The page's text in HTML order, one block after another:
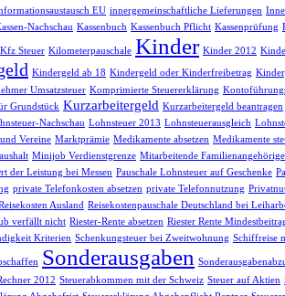
EU innergemeinschaftliche Lieferungen
Nachschau Kassenbuch Kassenbuch Pflicht Kassenprüfung
Kfz Steuer Kilometerpauschale Kinder Kinder 2012
Kindergeld ab 18 Kindergeld oder Kinderfreibetrag
Umsatzsteuer Komprimierte Steuererklärung
Grundstück Kurzarbeitergeld Kurzarbeitergeld beantragen
Nachschau Lohnsteuer 2013 Lohnsteuerausgleich
Vereine Marktprämie Medikamente absetzen Medikamente
Minijob Verdienstgrenze Mitarbeitende Familienangehörige
der Leistung bei Messen Pauschale Lohnsteuer auf Geschenke
private Telefonkosten absetzen private Telefonnutzung
Ausland Reisekostenpauschale Deutschland bei
verfällt nicht Riester-Rente absetzen Riester Rente
Kriterien Schenkungsteuer bei Zweitwohnung Schiffreise
Sonderausgaben
2012 Steuerabkommen mit der Schweiz Steuer auf Aktien